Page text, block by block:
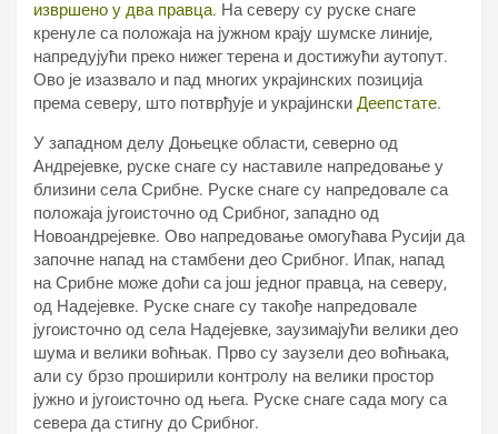
извршено у два правца. На северу су руске снаге
кренуле са положаја на јужном крају шумске линије,
напредујући преко нижег терена и достижући аутопут.
Ово је изазвало и пад многих украјинских позиција
према северу, што потврђује и украјински Деепстате.
У западном делу Доњецке области, северно од
Андрејевке, руске снаге су наставиле напредовање у
близини села Срибне. Руске снаге су напредовале са
положаја југоисточно од Срибног, западно од
Новоандрејевке. Ово напредовање омогућава Русији да
започне напад на стамбени део Срибног. Ипак, напад
на Срибне може доћи са још једног правца, на северу,
од Надејевке. Руске снаге су такође напредовале
југоисточно од села Надејевке, заузимајући велики део
шума и велики воћњак. Прво су заузели део воћњака,
али су брзо проширили контролу на велики простор
јужно и југоисточно од њега. Руске снаге сада могу са
севера да стигну до Срибног.